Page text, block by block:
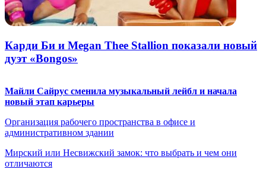
Карди Би и Megan Thee Stallion показали новый
дуэт «Bongos»
Майли Сайрус сменила музыкальный лейбл и начала
новый этап карьеры
Организация рабочего пространства в офисе и
административном здании
Мирский или Несвижский замок: что выбрать и чем они
отличаются